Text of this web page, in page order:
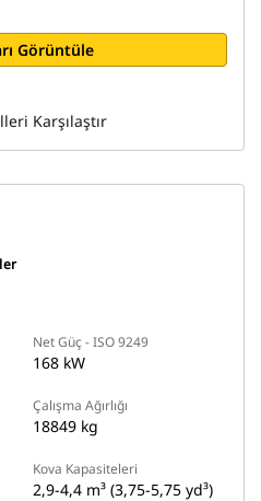
Görüntüle
Karşılaştır
Net Güç - ISO 9249
168 kW
Çalışma Ağırlığı
18849 kg
Kova Kapasiteleri
2,9-4,4 m³ (3,75-5,75 yd³)